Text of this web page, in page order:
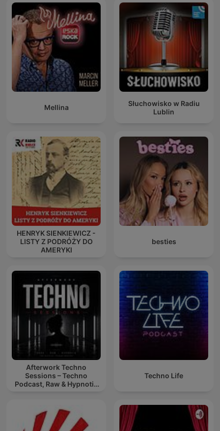
Mellina
Słuchowisko w Radiu
Lublin
HENRYK SIENKIEWICZ -
LISTY Z PODRÓŻY DO
AMERYKI
besties
Afterwork Techno
Sessions – Techno
Podcast, Raw & Hypnotic
Techno Life